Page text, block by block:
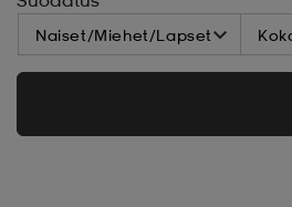
Naiset/Miehet/Lapset